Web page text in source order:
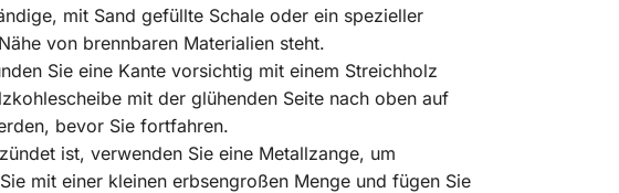
mit Sand gefüllte Schale oder ein spezieller
von brennbaren Materialien steht.
Sie eine Kante vorsichtig mit einem Streichholz
mit der glühenden Seite nach oben auf
bevor Sie fortfahren.
ist, verwenden Sie eine Metallzange, um
mit einer kleinen erbsengroßen Menge und fügen Sie